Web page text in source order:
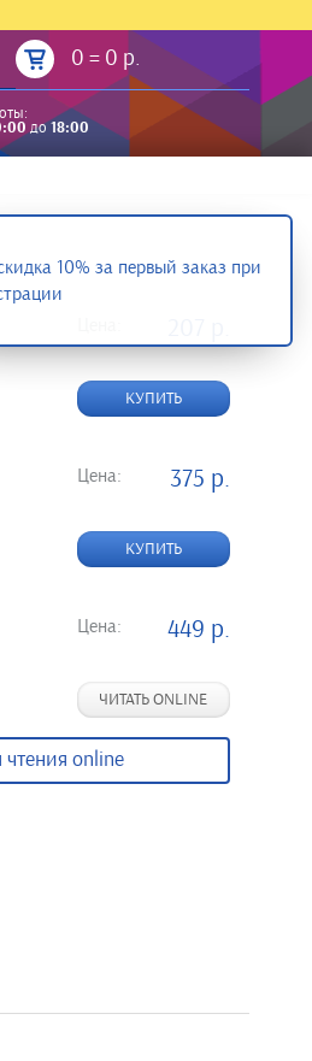
0 = 0 р.
до18:00
КУПИТЬ
Цена: 375 р.
КУПИТЬ
Цена: 449 р.
ЧИТАТЬ ONLINE
чтения online
10% за первый заказ при